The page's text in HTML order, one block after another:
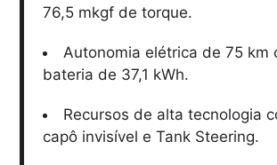
76,5 mkgf de torque.
Autonomia elétrica de 75 km
bateria de 37,1 kWh.
Recursos de alta tecnologia
capô invisível e Tank Steering.